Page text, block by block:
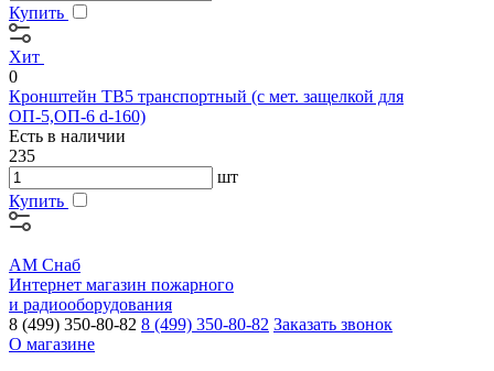
Купить
Хит
0
Кронштейн ТВ5 транспортный (с мет. защелкой для
ОП-5,ОП-6 d-160)
Есть в наличии
235
шт
Купить
АМ Снаб
Интернет магазин пожарного
и радиооборудования
8 (499) 350-80-82 8 (499) 350-80-82 Заказать звонок
О магазине